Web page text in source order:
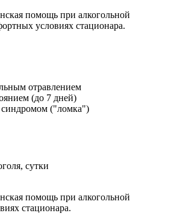
помощь при алкогольной
условиях стационара.
отравлением
(до 7 дней)
("ломка")
сутки
помощь при алкогольной
стационара.